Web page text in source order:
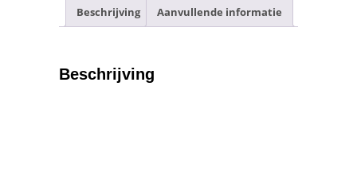
aantalBeschrijving Aanvullende informatie
Beschrijving